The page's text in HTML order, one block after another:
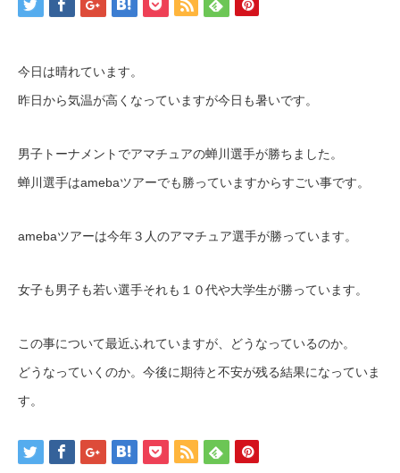
今日は晴れています。
昨日から気温が高くなっていますが今日も暑いです。
男子トーナメントでアマチュアの蝉川選手が勝ちました。
蝉川選手はamebaツアーでも勝っていますからすごい事です。
amebaツアーは今年３人のアマチュア選手が勝っています。
女子も男子も若い選手それも１０代や大学生が勝っています。
この事について最近ふれていますが、どうなっているのか。
どうなっていくのか。今後に期待と不安が残る結果になっていま
す。